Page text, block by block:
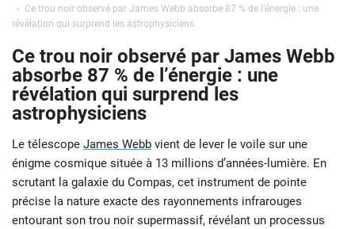
Ce trou noir observé par James Webb absorbe 87 % de l’énergie : une
révélation qui surprend les astrophysiciens
Ce trou noir observé par James Webb
absorbe 87 % de l’énergie : une
révélation qui surprend les
astrophysiciens
Le télescope James Webb vient de lever le voile sur une
énigme cosmique située à 13 millions d’années-lumière. En
scrutant la galaxie du Compas, cet instrument de pointe
précise la nature exacte des rayonnements infrarouges
entourant son trou noir supermassif, révélant un processus